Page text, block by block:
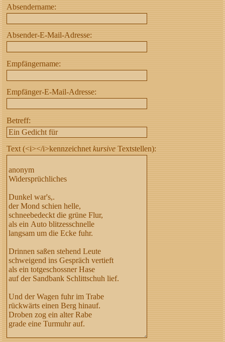
Absendername:
Absender-E-Mail-Adresse:
Empfängername:
Empfänger-E-Mail-Adresse:
Betreff:
Text (<i></i>kennzeichnetkursive Textstellen):